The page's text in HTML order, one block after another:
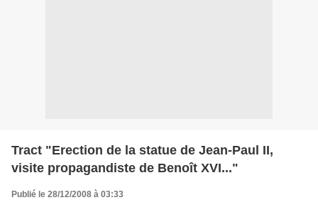
Tract "Erection de la statue de Jean-Paul II,
visite propagandiste de Benoît XVI..."
Publié le 28/12/2008 à 03:33